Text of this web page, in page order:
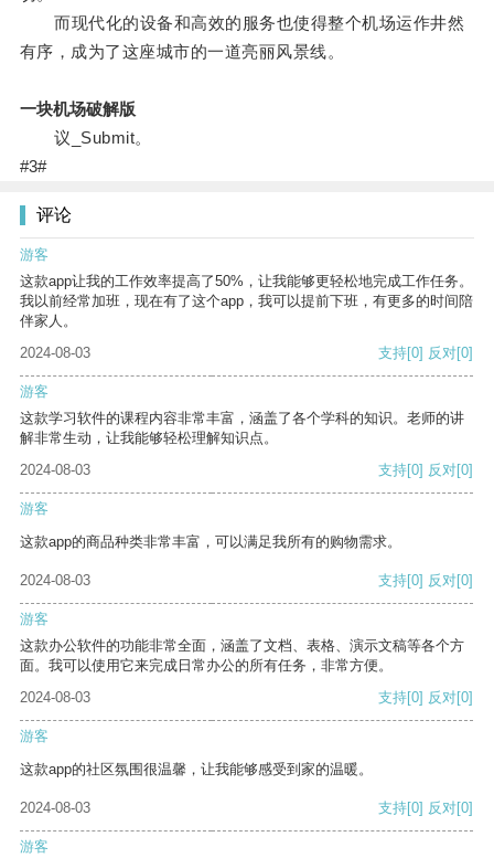
而现代化的设备和高效的服务也使得整个机场运作井然
有序，成为了这座城市的一道亮丽风景线。
一块机场破解版
议_Submit。
#3#
评论
游客
这款app让我的工作效率提高了50%，让我能够更轻松地完成工作任务。
我以前经常加班，现在有了这个app，我可以提前下班，有更多的时间陪
伴家人。
2024-08-03
支持[0] 反对[0]
游客
这款学习软件的课程内容非常丰富，涵盖了各个学科的知识。老师的讲
解非常生动，让我能够轻松理解知识点。
2024-08-03
支持[0] 反对[0]
游客
这款app的商品种类非常丰富，可以满足我所有的购物需求。
2024-08-03 支持[0] 反对[0]
游客
这款办公软件的功能非常全面，涵盖了文档、表格、演示文稿等各个方
面。我可以使用它来完成日常办公的所有任务，非常方便。
2024-08-03
支持[0] 反对[0]
游客
这款app的社区氛围很温馨，让我能够感受到家的温暖。
2024-08-03 支持[0] 反对[0]
游客